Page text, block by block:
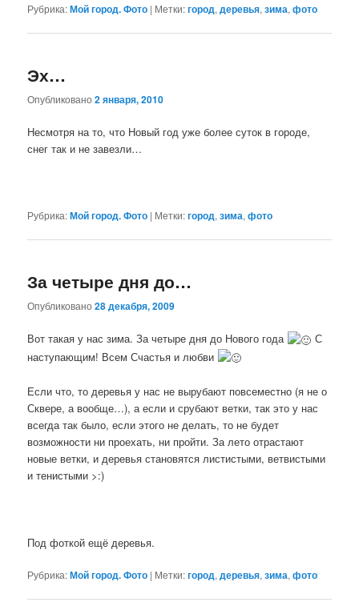
Рубрика:Мой город. Фото | Метки:город,деревья,зима,фото
Эх…
Опубликовано2 января, 2010
Несмотря на то, что Новый год уже более суток в городе,
снег так и не завезли…
Рубрика:Мой город. Фото | Метки:город,зима,фото
За четыре дня до…
Опубликовано28 декабря, 2009
Вот такая у нас зима. За четыре дня до Нового года
С
наступающим! Всем Счастья и любви
Если что, то деревья у нас не вырубают повсеместно (я не о
Сквере, а вообще…), а если и срубают ветки, так это у нас
всегда так было, если этого не делать, то не будет
возможности ни проехать, ни пройти. За лето отрастают
новые ветки, и деревья становятся листистыми, ветвистыми
и тенистыми >:)
Под фоткой ещё деревья.
Рубрика:Мой город. Фото | Метки:город,деревья,зима,фото